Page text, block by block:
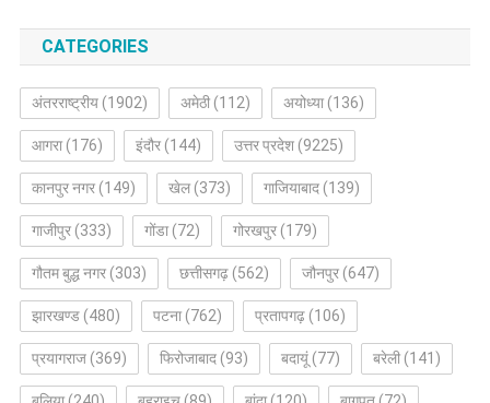
CATEGORIES
अंतरराष्ट्रीय(1902) अमेठी(112) अयोध्या(136)
आगरा(176) इंदौर(144) उत्तर प्रदेश(9225)
कानपुर नगर(149) खेल(373) गाजियाबाद(139)
गाजीपुर(333) गोंडा(72) गोरखपुर(179)
गौतम बुद्ध नगर(303) छत्तीसगढ़(562) जौनपुर(647)
झारखण्ड(480) पटना(762) प्रतापगढ़(106)
प्रयागराज(369) फिरोजाबाद(93) बदायूं(77) बरेली(141)